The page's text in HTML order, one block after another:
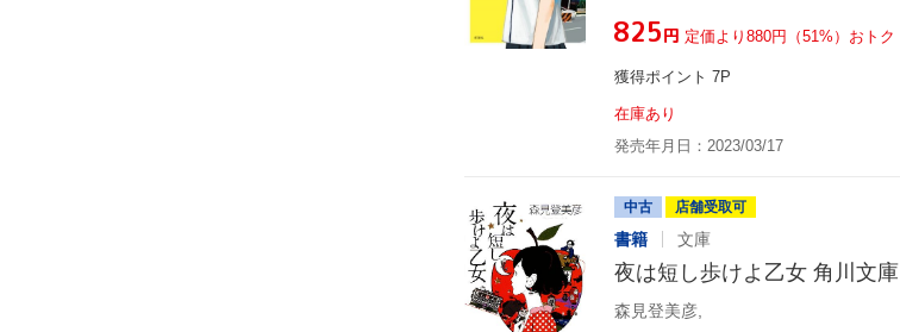
¥825円 定価より880円（51%）おトク
獲得ポイント 7P
在庫あり
発売年月日：2023/03/17
中古 店舗受取可
書籍 文庫
夜は短し歩けよ乙女 角川文庫
森見登美彦,